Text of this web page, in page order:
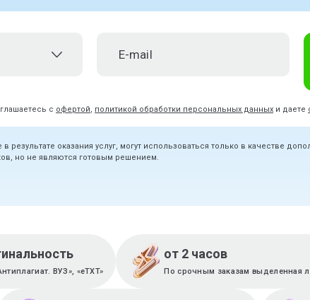
с офертой, политикой обработки персональных данных и даете
результате оказания услуг, могут использоваться только в качестве
но не являются готовым решением.
ВУЗ», «eTXT»
от 2 часов
По срочным заказам выделенная